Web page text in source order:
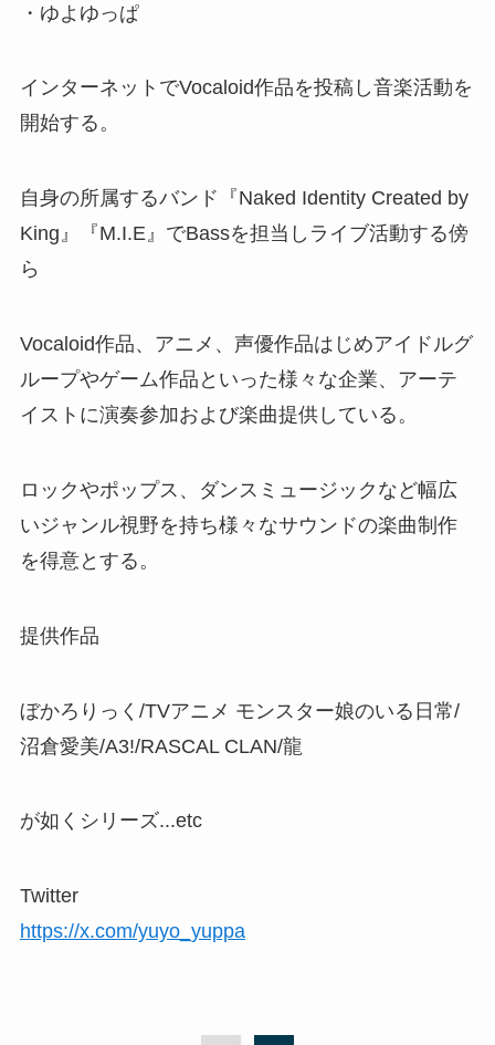
・ゆよゆっぱ
インターネットでVocaloid作品を投稿し音楽活動を
開始する。
自身の所属するバンド『Naked Identity Created by
King』『M.I.E』でBassを担当しライブ活動する傍
ら
Vocaloid作品、アニメ、声優作品はじめアイドルグ
ループやゲーム作品といった様々な企業、アーテ
イストに演奏参加および楽曲提供している。
ロックやポップス、ダンスミュージックなど幅広
いジャンル視野を持ち様々なサウンドの楽曲制作
を得意とする。
提供作品
ぼかろりっく/TVアニメ モンスター娘のいる日常/
沼倉愛美/A3!/RASCAL CLAN/龍
が如くシリーズ...etc
Twitter
https://x.com/yuyo_yuppa